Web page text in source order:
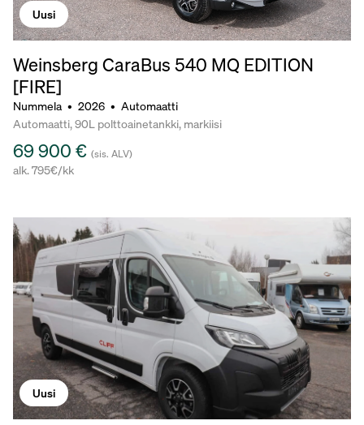
Uusi
Weinsberg CaraBus 540 MQ EDITION
[FIRE]
Nummela • 2026 • Automaatti
Automaatti, 90L polttoainetankki, markiisi
69 900 € (sis. ALV)
alk. 795€/kk
Uusi